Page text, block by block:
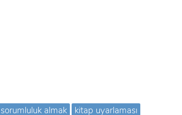
sorumluluk almak
kitap uyarlaması